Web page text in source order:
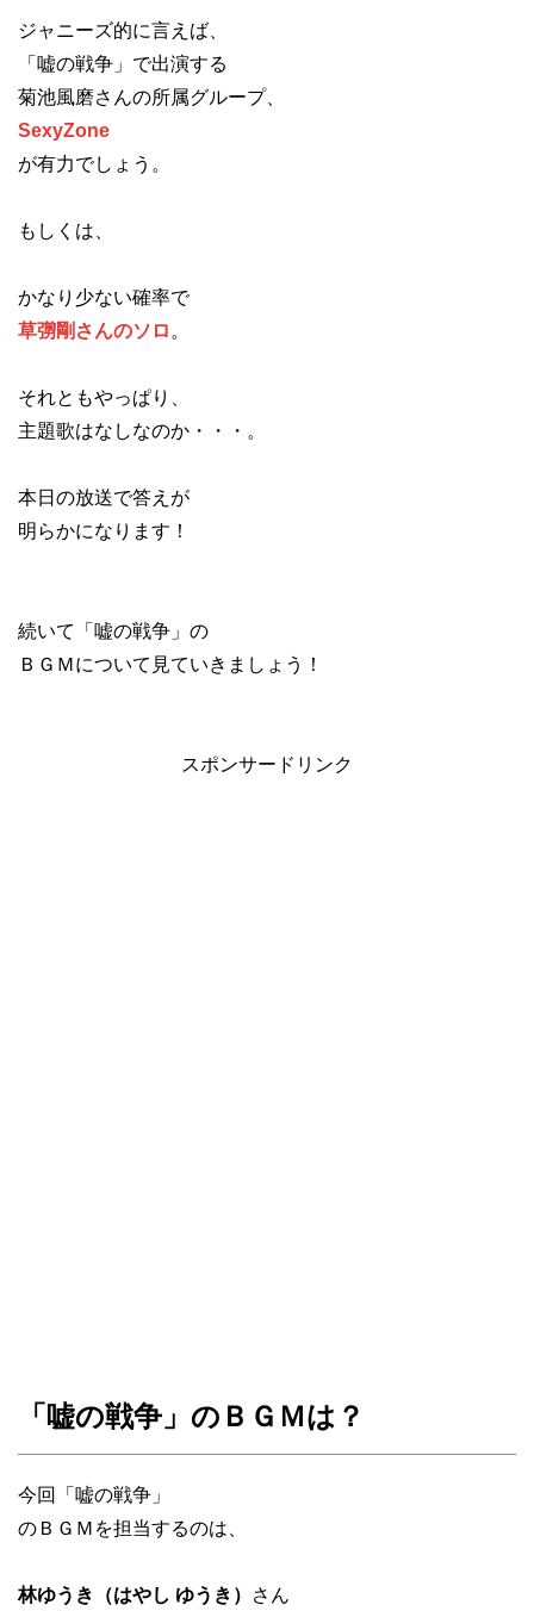
ジャニーズ的に言えば、
「嘘の戦争」で出演する
菊池風磨さんの所属グループ、
SexyZone
が有力でしょう。
もしくは、
かなり少ない確率で
草彅剛さんのソロ 。
それともやっぱり、
主題歌はなしなのか・・・。
本日の放送で答えが
明らかになります！
続いて「嘘の戦争」の
ＢＧＭについて見ていきましょう！
スポンサードリンク
「嘘の戦争」のＢＧＭは？
今回「嘘の戦争」
のＢＧＭを担当するのは、
林ゆうき（はやし ゆうき）
さん